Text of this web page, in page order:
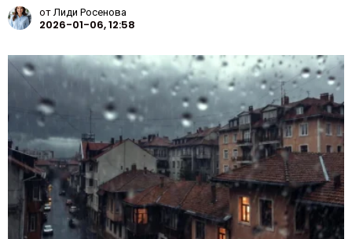
отЛиди Росенова
2026-01-06, 12:58